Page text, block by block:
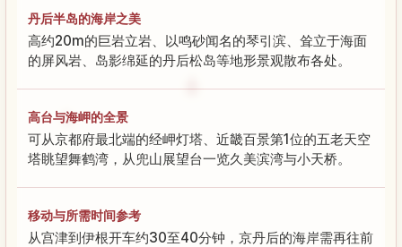
丹后半岛的海岸之美
高约20m的巨岩立岩、以鸣砂闻名的琴引滨、耸立于海面
的屏风岩、岛影绵延的丹后松岛等地形景观散布各处。
高台与海岬的全景
可从京都府最北端的经岬灯塔、近畿百景第1位的五老天空
塔眺望舞鹤湾，从兜山展望台一览久美滨湾与小天桥。
移动与所需时间参考
从宫津到伊根开车约30至40分钟，京丹后的海岸需再往前